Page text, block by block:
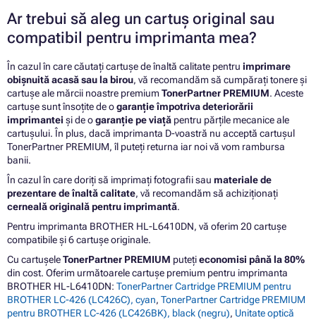
Ar trebui să aleg un cartuș original sau
compatibil pentru imprimanta mea?
În cazul în care căutați cartușe de înaltă calitate pentru imprimare
obișnuită acasă sau la birou, vă recomandăm să cumpărați tonere și
cartușe ale mărcii noastre premiumTonerPartner PREMIUM. Aceste
cartușe sunt însoțite de ogaranție împotriva deteriorării
imprimantei și de ogaranție pe viață pentru părțile mecanice ale
cartușului. În plus, dacă imprimanta D-voastră nu acceptă cartușul
TonerPartner PREMIUM, îl puteți returna iar noi vă vom rambursa
banii.
În cazul în care doriți să imprimați fotografii sau materiale de
prezentare de înaltă calitate, vă recomandăm să achiziționați
cerneală originală pentru imprimantă.
Pentru imprimanta BROTHER HL-L6410DN, vă oferim 20 cartușe
compatibile și 6 cartușe originale.
Cu cartușeleTonerPartner PREMIUM putețieconomisi până la 80%
din cost. Oferim următoarele cartușe premium pentru imprimanta
BROTHER HL-L6410DN: TonerPartner Cartridge PREMIUM pentru
BROTHER LC-426 (LC426C), cyan, TonerPartner Cartridge PREMIUM
pentru BROTHER LC-426 (LC426BK), black (negru), Unitate optică